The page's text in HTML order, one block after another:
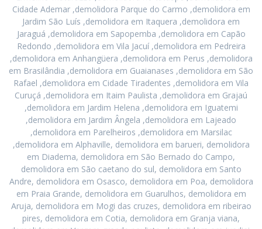
Cidade Ademar ,demolidora Parque do Carmo ,demolidora em
Jardim São Luís ,demolidora em Itaquera ,demolidora em
Jaraguá ,demolidora em Sapopemba ,demolidora em Capão
Redondo ,demolidora em Vila Jacuí ,demolidora em Pedreira
,demolidora em Anhangüera ,demolidora em Perus ,demolidora
em Brasilândia ,demolidora em Guaianases ,demolidora em São
Rafael ,demolidora em Cidade Tiradentes ,demolidora em Vila
Curuçá ,demolidora em Itaim Paulista ,demolidora em Grajaú
,demolidora em Jardim Helena ,demolidora em Iguatemi
,demolidora em Jardim Ângela ,demolidora em Lajeado
,demolidora em Parelheiros ,demolidora em Marsilac
,demolidora em Alphaville, demolidora em barueri, demolidora
em Diadema, demolidora em São Bernado do Campo,
demolidora em São caetano do sul, demolidora em Santo
Andre, demolidora em Osasco, demolidora em Poa, demolidora
em Praia Grande, demolidora em Guarulhos, demolidora em
Aruja, demolidora em Mogi das cruzes, demolidora em ribeirao
pires, demolidora em Cotia, demolidora em Granja viana,